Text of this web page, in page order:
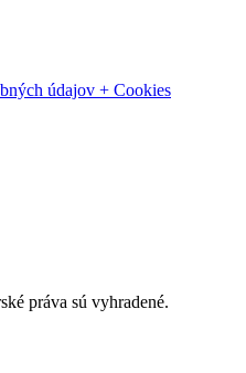
údajov + Cookies
práva sú vyhradené.